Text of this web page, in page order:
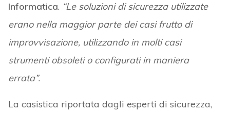
Informatica. “Le soluzioni di sicurezza utilizzate
erano nella maggior parte dei casi frutto di
improvvisazione, utilizzando in molti casi
strumenti obsoleti o configurati in maniera
errata”.
La casistica riportata dagli esperti di sicurezza,